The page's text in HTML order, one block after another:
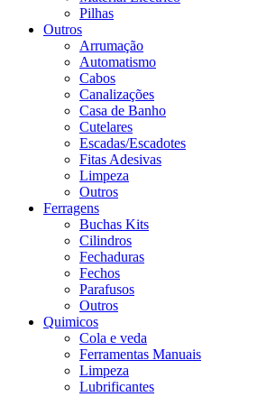
Pilhas
Outros
Arrumação
Automatismo
Cabos
Canalizações
Casa de Banho
Cutelares
Escadas/Escadotes
Fitas Adesivas
Limpeza
Outros
Ferragens
Buchas Kits
Cilindros
Fechaduras
Fechos
Parafusos
Outros
Quimicos
Cola e veda
Ferramentas Manuais
Limpeza
Lubrificantes